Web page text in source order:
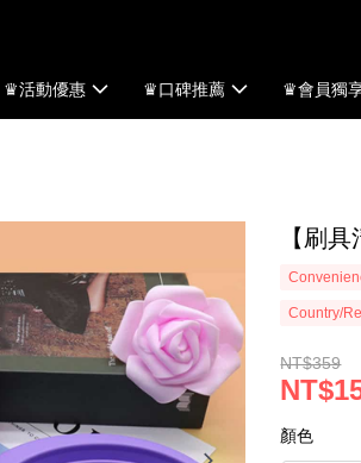
♛活動優惠 ♛口碑推薦 ♛會員獨
【刷
Country/
NT$359
顏色